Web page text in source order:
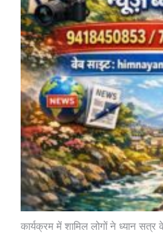
कार्यक्रम में शामिल लोगों ने ध्यान